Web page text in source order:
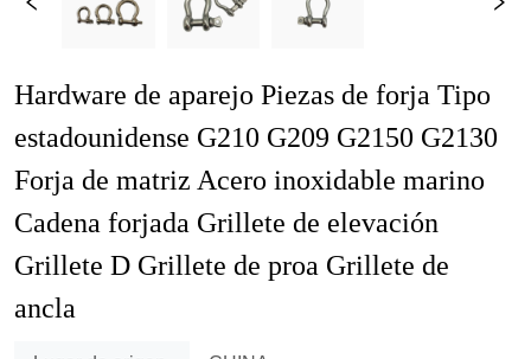
Hardware de aparejo Piezas de forja Tipo
estadounidense G210 G209 G2150 G2130
Forja de matriz Acero inoxidable marino
Cadena forjada Grillete de elevación
Grillete D Grillete de proa Grillete de
ancla